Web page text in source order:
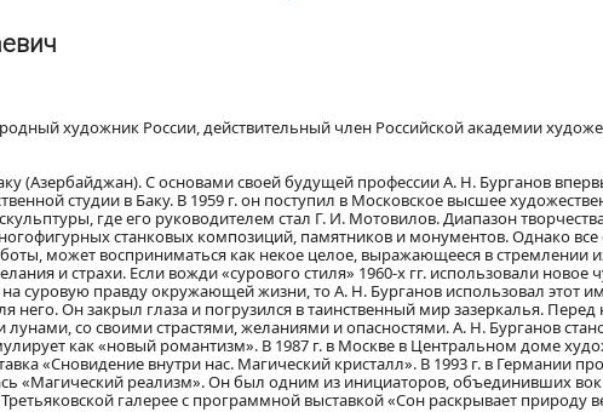
художник России, действительный член Российской академии
(Азербайджан). С основами своей будущей профессии А. Н. Бурганов
студии в Баку. В 1959 г. он поступил в Московское высшее
где его руководителем стал Г. И. Мотовилов. Диапазон
станковых композиций, памятников и монументов. Однако все
может восприниматься как некое целое, выражающееся в стремлении
и страхи. Если вожди «сурового стиля» 1960-х гг. использовали новое
на суровую правду окружающей жизни, то А. Н. Бурганов использовал этот
него. Он закрыл глаза и погрузился в таинственный мир зазеркалья.
со своими страстями, желаниями и опасностями. А. Н. Бурганов
как «новый романтизм». В 1987 г. в Москве в Центральном доме
«Сновидение внутри нас. Магический кристалл». В 1993 г. в Германии
«Магический реализм». Он был одним из инициаторов, объединивших
галерее с программной выставкой «Сон раскрывает природу